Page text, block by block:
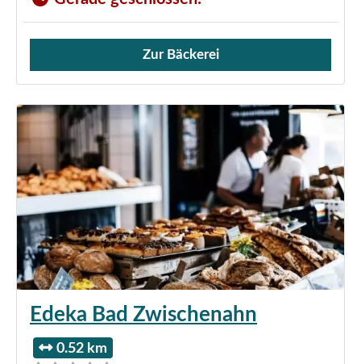
Verkauf von Brötchen,
Zur Bäckerei
Edeka Bad Zwischenahn
0.52 km